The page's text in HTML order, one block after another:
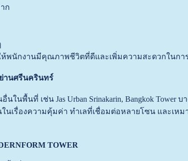
ก
ห้พนักงานมีคุณภาพชีวิตที่ดีและเพิ่มความสะดวกในกา
านศรีนครินทร์
นในพื้นที่ เช่น Jas Urban Srinakarin, Bangkok
นในเรื่องความคุ้มค่า ทำเลที่เชื่อมต่อหลายโซน และ
TOWER